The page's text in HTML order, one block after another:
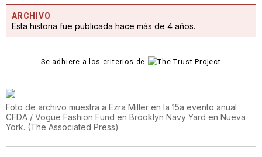
ARCHIVO
Esta historia fue publicada hace más de 4 años.
Se adhiere a los criterios de
Foto de archivo muestra a Ezra Miller en la 15a evento anual
CFDA / Vogue Fashion Fund en Brooklyn Navy Yard en Nueva
York. (The Associated Press)